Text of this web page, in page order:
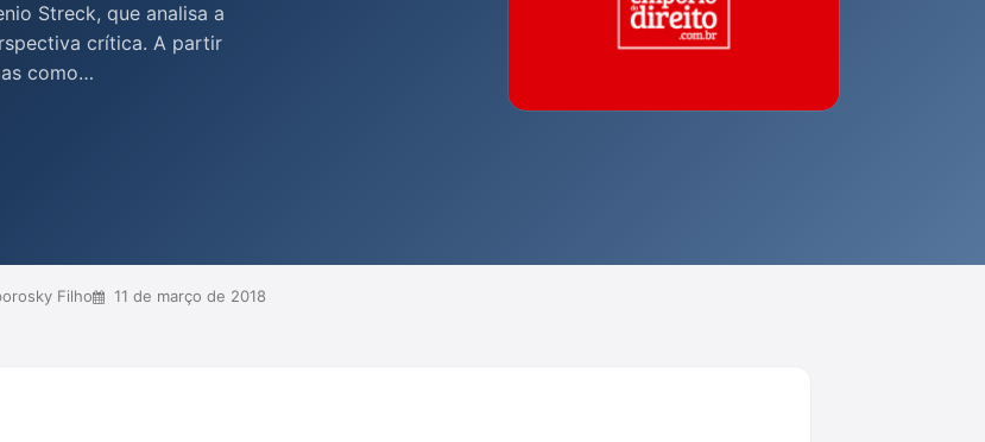
Streck, que analisa a
crítica. A partir
como
para a prática
Filho 11 de março de 2018